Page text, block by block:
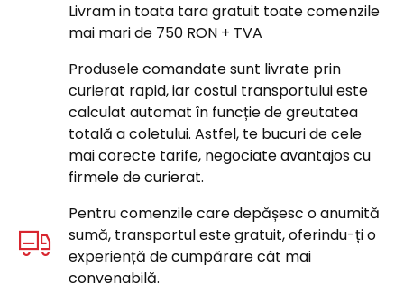
Livram in toata tara gratuit toate comenzile
mai mari de 750 RON + TVA
Produsele comandate sunt livrate prin
curierat rapid, iar costul transportului este
calculat automat în funcție de greutatea
totală a coletului. Astfel, te bucuri de cele
mai corecte tarife, negociate avantajos cu
firmele de curierat.
Pentru comenzile care depășesc o anumită
sumă, transportul este gratuit, oferindu-ți o
experiență de cumpărare cât mai
convenabilă.